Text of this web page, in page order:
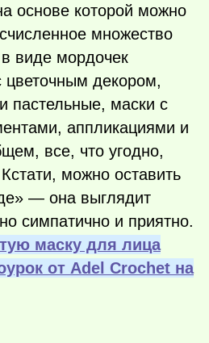
основе которой можно
множество
виде мордочек
цветочным декором,
пастельные, маски с
аппликациями и
все, что угодно,
можно оставить
— она выглядит
симпатично и приятно.
маску для лица
от Adel Crochet на